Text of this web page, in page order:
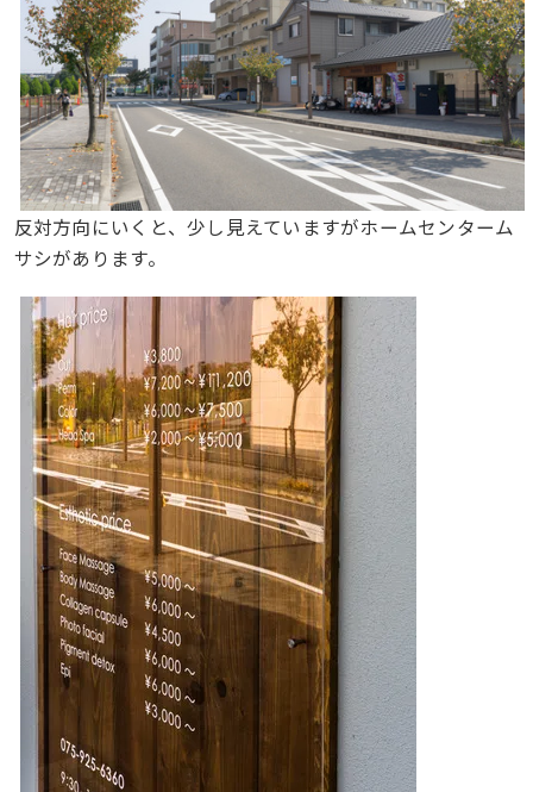
反対方向にいくと、少し見えていますがホームセンターム
サシがあります。